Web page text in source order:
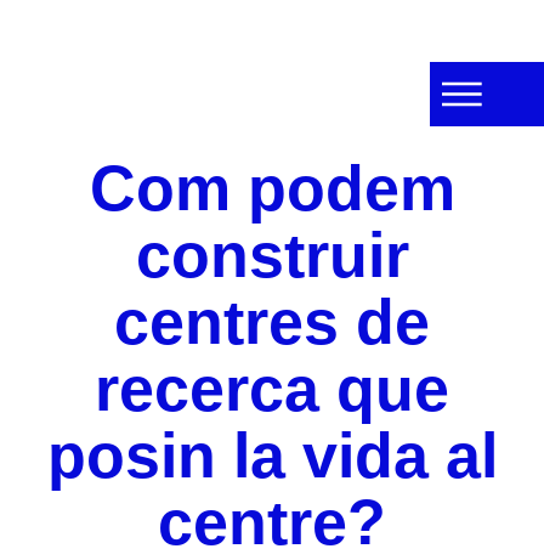
Com podem
construir
centres de
recerca que
posin la vida al
centre?